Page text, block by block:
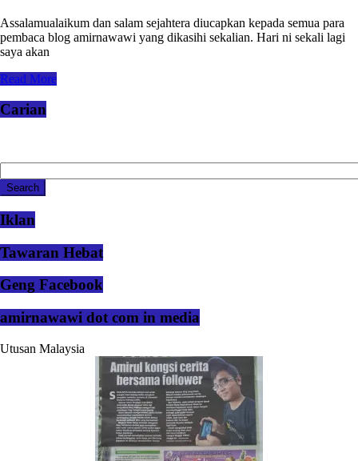
Assalamualaikum dan salam sejahtera diucapkan kepada semua para
pembaca blog amirnawawi yang dikasihi sekalian. Hari ni sekali lagi
saya akan
Read More
Carian
Iklan
Tawaran Hebat
Geng Facebook
amirnawawi dot com in media
Utusan Malaysia